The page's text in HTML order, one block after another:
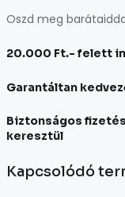
Oszd meg
20.000 Ft.- felett
Garantáltan
Biztonságos fizetés
keresztül
Kapcsolódó